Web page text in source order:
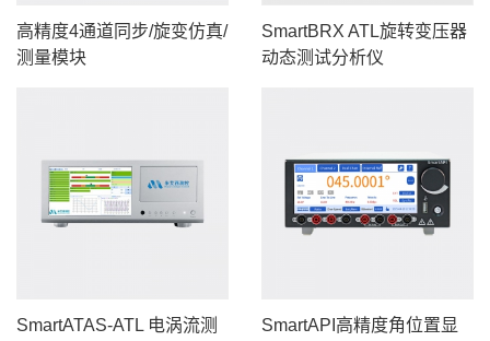
高精度4通道同步/旋变仿真/
测量模块
SmartBRX ATL旋转变压器
动态测试分析仪
SmartATAS-ATL 电涡流测
SmartAPI高精度角位置显